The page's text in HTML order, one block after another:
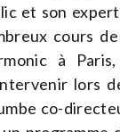
et son
cours
à
lors
co-